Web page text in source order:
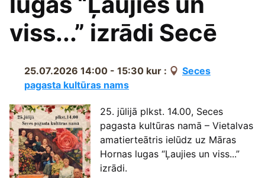
viss...” izrādi Secē
25.07.2026 14:00 - 15:30 kur :
Seces
pagasta kultūras nams
25. jūlijā plkst. 14.00, Seces
pagasta kultūras namā – Vietalvas
amatierteātris ielūdz uz Māras
Hornas lugas “Ļaujies un viss...”
izrādi.